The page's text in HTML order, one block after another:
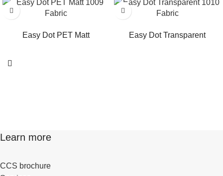
Easy Dot PET Matt
Easy Dot Transparent
Learn more
CCS brochure